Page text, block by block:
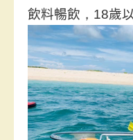
飲料暢飲 ，18歲